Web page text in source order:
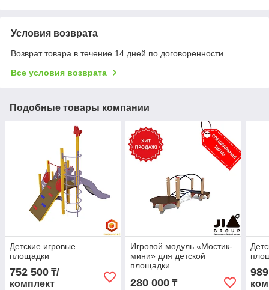
Условия возврата
Возврат товара в течение 14 дней по договоренности
Все условия возврата
Подобные товары компании
Детские игровые
площадки
752 500 ₸/
комплект
Игровой модуль «Мостик-
мини» для детской
площадки
280 000₸